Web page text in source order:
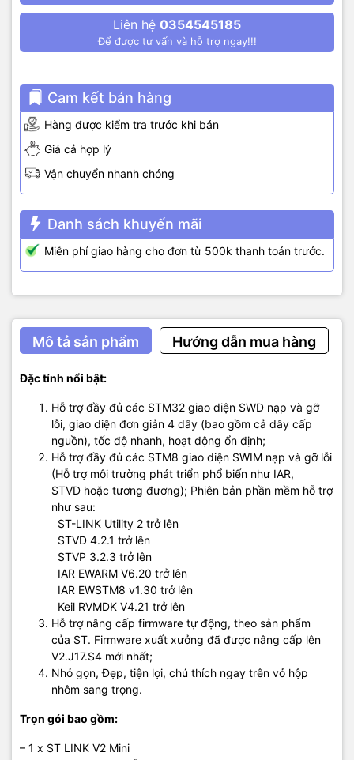
Liên hệ 0354545185
Để được tư vấn và hỗ trợ ngay!!!
Cam kết bán hàng
Hàng được kiểm tra trước khi bán
Giá cả hợp lý
Vận chuyển nhanh chóng
Danh sách khuyến mãi
Miễn phí giao hàng cho đơn từ 500k thanh toán trước.
Mô tả sản phẩm Hướng dẫn mua hàng
Đặc tính nổi bật:
Hỗ trợ đầy đủ các STM32 giao diện SWD nạp và gỡ
lỗi, giao diện đơn giản 4 dây (bao gồm cả dây cấp
nguồn), tốc độ nhanh, hoạt động ổn định;
Hỗ trợ đầy đủ các STM8 giao diện SWIM nạp và gỡ lỗi
(Hỗ trợ môi trường phát triển phổ biến như IAR,
STVD hoặc tương đương); Phiên bản phần mềm hỗ trợ
như sau:
ST-LINK Utility 2 trở lên
STVD 4.2.1 trở lên
STVP 3.2.3 trở lên
IAR EWARM V6.20 trở lên
IAR EWSTM8 v1.30 trở lên
Keil RVMDK V4.21 trở lên
Hỗ trợ nâng cấp firmware tự động, theo sản phẩm
của ST. Firmware xuất xưởng đã được nâng cấp lên
V2.J17.S4 mới nhất;
Nhỏ gọn, Đẹp, tiện lợi, chú thích ngay trên vỏ hộp
nhôm sang trọng.
Trọn gói bao gồm:
– 1 x ST LINK V2 Mini